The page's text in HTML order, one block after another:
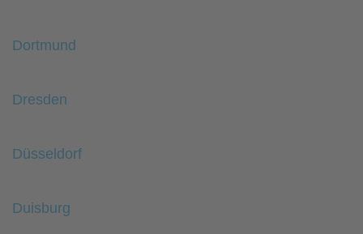
Dortmund
Dresden
Düsseldorf
Duisburg